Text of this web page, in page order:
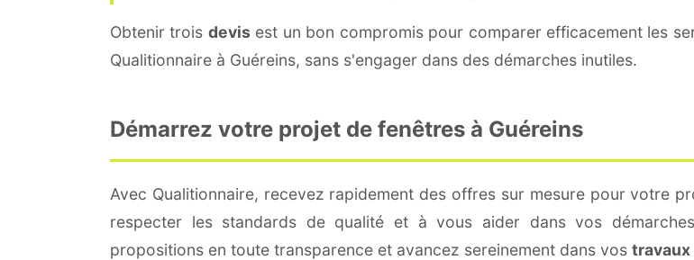
Obtenir trois devisest un bon compromis pour comparer efficacement les
Qualitionnaire à Guéreins, sans s'engager dans des démarches inutiles.
Démarrez votre projet de fenêtres à Guéreins
Avec Qualitionnaire, recevez rapidement des offres sur mesure pour votre
respecter les standards de qualité et à vous aider dans vos
propositions en toute transparence et avancez sereinement dans vos travaux